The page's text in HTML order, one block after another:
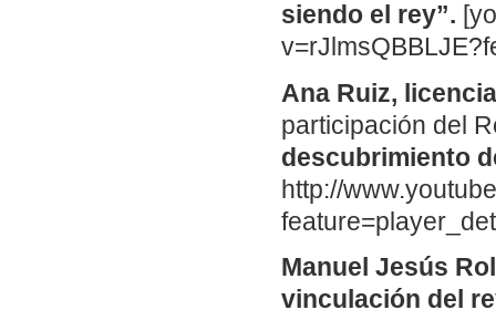
siendo el rey”.
Ana Ruiz,
participación del
descubrimiento
http://
Manuel Jesús
vinculación del